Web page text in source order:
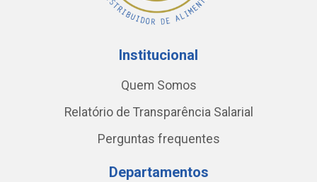
Institucional
Quem Somos
Relatório de Transparência Salarial
Perguntas frequentes
Departamentos